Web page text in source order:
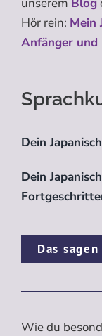
Hör rein: Mein
Anfänger
Dein
Dein
Das
Wie du